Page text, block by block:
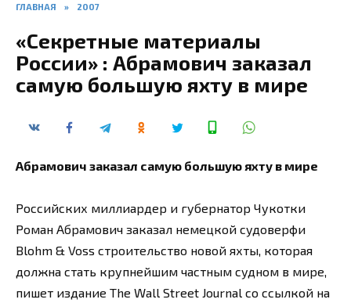
ГЛАВНАЯ » 2007
«Секретные материалы
России» : Абрамович заказал
самую большую яхту в мире
Абрамович заказал самую большую яхту в мире
Российских миллиардер и губернатор Чукотки
Роман Абрамович заказал немецкой судоверфи
Blohm & Voss строительство новой яхты, которая
должна стать крупнейшим частным судном в мире,
пишет издание The Wall Street Journal со ссылкой на